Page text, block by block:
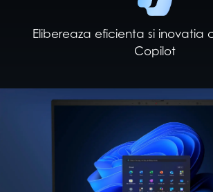
Elibereaza eficienta si inovatia
Copilot